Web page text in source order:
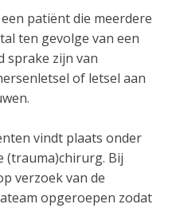
patiënt die meerdere
ten gevolge van een
sprake zijn van
of letsel aan
vindt plaats onder
(trauma)chirurg. Bij
verzoek van de
opgeroepen zodat